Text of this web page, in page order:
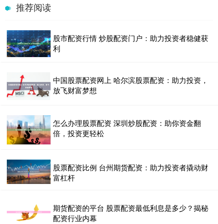
推荐阅读
股市配资行情 炒股配资门户：助力投资者稳健获
利
中国股票配资网上 哈尔滨股票配资：助力投资，
放飞财富梦想
怎么办理股票配资 深圳炒股配资：助你资金翻
倍，投资更轻松
股票配资比例 台州期货配资：助力投资者撬动财
富杠杆
期货配资的平台 股票配资最低利息是多少？揭秘
配资行业内幕